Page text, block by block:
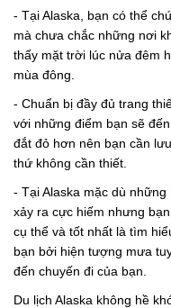
- Tại Alaska, bạn có thể
mà chưa chắc những nơi
thấy mặt trời lúc nửa đêm
mùa đông.
- Chuẩn bị đầy đủ trang
với những điểm bạn sẽ
đắt đỏ hơn nên bạn cần
thứ không cần thiết.
- Tại Alaska mặc dù
xảy ra cực hiếm nhưng
cụ thể và tốt nhất là tìm
bạn bởi hiện tượng mưa
đến chuyến đi của bạn.
Du lịch Alaska không hề